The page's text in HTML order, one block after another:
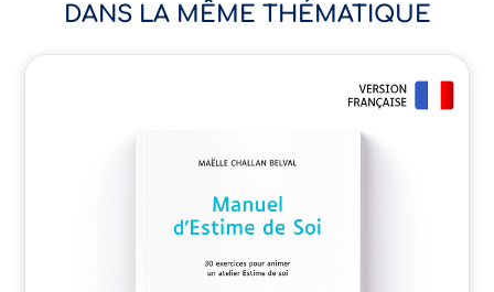
DANS LA MÊME THÉMATIQUE